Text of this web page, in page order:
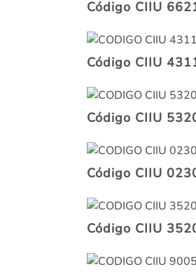
Código CIIU
Código CIIU
Código CIIU
Código CIIU
Código CIIU